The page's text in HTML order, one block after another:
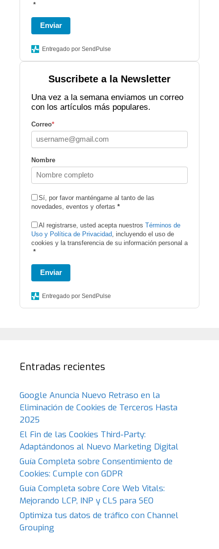
*
Enviar
Entregado por SendPulse
Suscribete a la Newsletter
Una vez a la semana enviamos un correo
con los artículos más populares.
Correo*
Nombre
Sí, por favor manténgame al tanto de las
novedades, eventos y ofertas *
Al registrarse, usted acepta nuestros Términos de
Uso y Política de Privacidad , incluyendo el uso de
cookies y la transferencia de su información personal a
*
Enviar
Entregado por SendPulse
Entradas recientes
Google Anuncia Nuevo Retraso en la
Eliminación de Cookies de Terceros Hasta
2025
El Fin de las Cookies Third-Party:
Adaptándonos al Nuevo Marketing Digital
Guía Completa sobre Consentimiento de
Cookies: Cumple con GDPR
Guía Completa sobre Core Web Vitals:
Mejorando LCP, INP y CLS para SEO
Optimiza tus datos de tráfico con Channel
Grouping